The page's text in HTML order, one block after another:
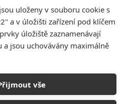
si vlastní stát. Po válce se oženil s
Boj za
uloženy v souboru cookie s
a v úložišti zařízení pod klíčem
úložiště zaznamenávají
a jsou uchovávány maximálně
vše